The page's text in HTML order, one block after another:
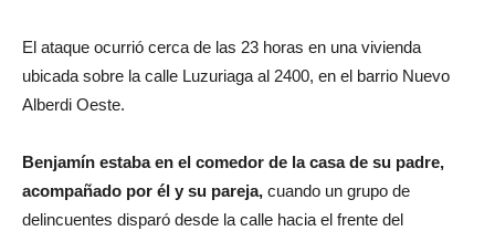
El ataque ocurrió cerca de las 23 horas en una vivienda
ubicada sobre la calle Luzuriaga al 2400, en el barrio Nuevo
Alberdi Oeste.
Benjamín estaba en el comedor de la casa de su padre,
acompañado por él y su pareja, cuando un grupo de
delincuentes disparó desde la calle hacia el frente del